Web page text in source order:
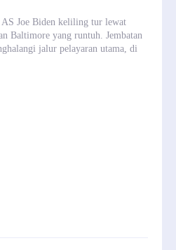
Joe Biden keliling tur lewat
Baltimore yang runtuh. Jembatan
jalur pelayaran utama, di